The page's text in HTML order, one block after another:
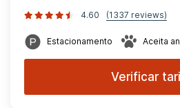
4.60 (1337 reviews)
Estacionamento Aceita
Verificar